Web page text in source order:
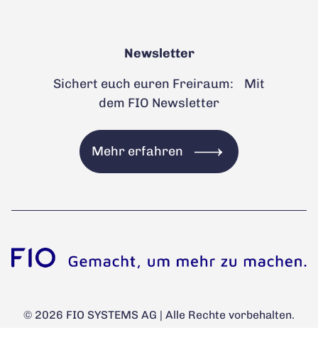
Newsletter
Sichert euch euren Freiraum: Mit
dem FIO Newsletter
Mehr erfahren
© 2026 FIO SYSTEMS AG | Alle Rechte vorbehalten.